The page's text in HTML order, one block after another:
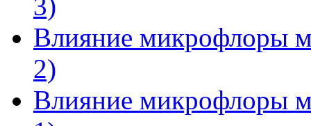
Влияние микрофлоры
2)
Влияние микрофлоры